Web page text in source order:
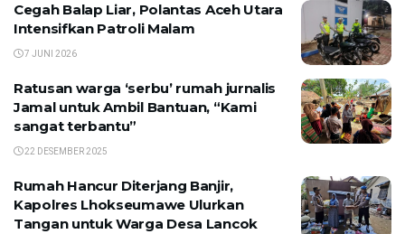
Cegah Balap Liar, Polantas Aceh Utara
Intensifkan Patroli Malam
7 JUNI 2026
Ratusan warga ‘serbu’ rumah jurnalis
Jamal untuk Ambil Bantuan, “Kami
sangat terbantu”
22 DESEMBER 2025
Rumah Hancur Diterjang Banjir,
Kapolres Lhokseumawe Ulurkan
Tangan untuk Warga Desa Lancok